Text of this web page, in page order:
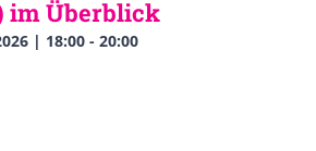
im Überblick
| 18:00 - 20:00